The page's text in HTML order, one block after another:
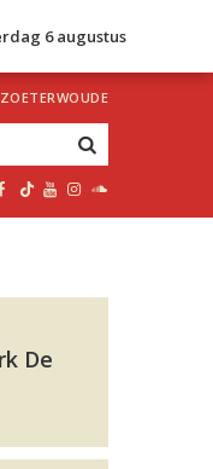
6 augustus
ZOETERWOUDE
De